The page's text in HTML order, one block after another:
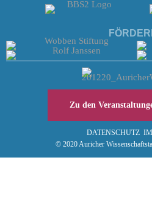
Zu den
DATENSCHUTZ
© 2020 Auricher